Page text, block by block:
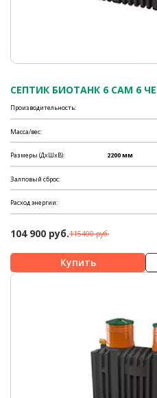
СЕПТИК БИОТАНК 6 САМ 6
Производительность:
Масса/вес:
Размеры (ДхШхВ): 2200 мм
Залповый сброс:
Расход энергии:
104 900 руб.115400 руб.